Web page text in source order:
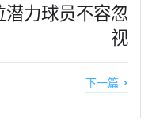
力球员不容忽
视
下一篇 >